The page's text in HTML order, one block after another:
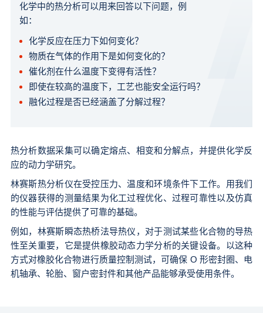
化学中的热分析可以用来回答以下问题，例
如：
化学反应在压力下如何变化？
物质在气体的作用下是如何变化的？
催化剂在什么温度下变得有活性？
即使在较高的温度下，工艺也能安全运行吗？
融化过程是否已经涵盖了分解过程？
热分析数据采集可以确定熔点、相变和分解点，并提供化学反
应的动力学研究。
林赛斯热分析仪在受控压力、温度和环境条件下工作。用我们
的仪器获得的测量结果为化工过程优化、过程可靠性以及仿真
的性能与评估提供了可靠的基础。
例如，林赛斯瞬态热桥法导热仪，对于测试某些化合物的导热
性至关重要，它是提供橡胶动态力学分析的关键设备。以这种
方式对橡胶化合物进行质量控制测试，可确保 O 形密封圈、电
机轴承、轮胎、窗户密封件和其他产品能够承受使用条件。